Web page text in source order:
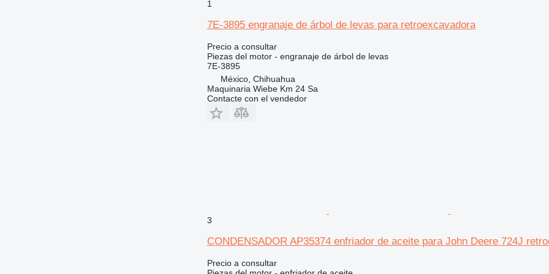
1
7E-3895 engranaje de árbol de levas para retroexcavadora
Precio a consultar
Piezas del motor - engranaje de árbol de levas
7E-3895
México, Chihuahua
Maquinaria Wiebe Km 24 Sa
Contacte con el vendedor
3
CONDENSADOR AP35374 enfriador de aceite para John Deere 724J
Precio a consultar